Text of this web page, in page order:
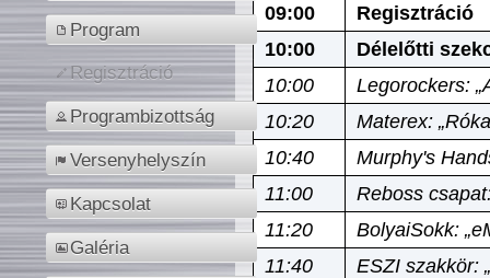
Program
Regisztráció
Programbizottság
Versenyhelyszín
Kapcsolat
Galéria
09:00
Regisztráció
10:00
Délelőtti
10:00
Legorockers:
10:20
Materex:
10:40
Murphy's
11:00
Reboss
11:20
BolyaiSokk:
11:40
ESZI szakkör: